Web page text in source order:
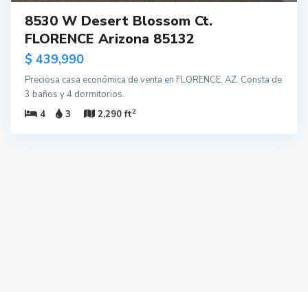
8530 W Desert Blossom Ct.
FLORENCE Arizona 85132
$ 439,990
Preciosa casa económica de venta en FLORENCE, AZ. Consta de
3 baños y 4 dormitorios.
4
3 2,290 ft2